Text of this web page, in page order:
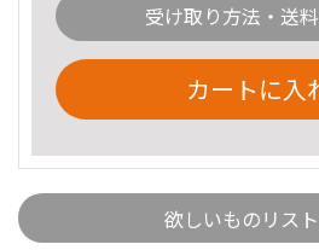
受け取り方法・送
カートに入
欲しいものリス